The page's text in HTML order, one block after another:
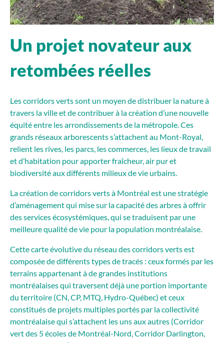
Un projet novateur aux
retombées réelles
Les corridors verts sont un moyen de distribuer la nature à
travers la ville et de contribuer à la création d’une nouvelle
équité entre les arrondissements de la métropole. Ces
grands réseaux arborescents s’attachent au Mont-Royal,
relient les rives, les parcs, les commerces, les lieux de travail
et d’habitation pour apporter fraîcheur, air pur et
biodiversité aux différents milieux de vie urbains.
La création de corridors verts à Montréal est une stratégie
d’aménagement qui mise sur la capacité des arbres à offrir
des services écosystémiques, qui se traduisent par une
meilleure qualité de vie pour la population montréalaise.
Cette carte évolutive du réseau des corridors verts est
composée de différents types de tracés : ceux formés par les
terrains appartenant à de grandes institutions
montréalaises qui traversent déjà une portion importante
du territoire (CN, CP, MTQ, Hydro-Québec) et ceux
constitués de projets multiples portés par la collectivité
montréalaise qui s’attachent les uns aux autres (Corridor
vert des 5 écoles de Montréal-Nord, Corridor Darlington,